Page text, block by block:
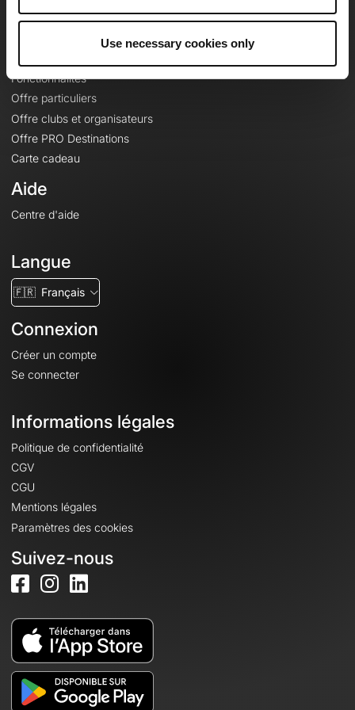
Use necessary cookies only
Fonctionnalités
Offre particuliers
Offre clubs et organisateurs
Offre PRO Destinations
Carte cadeau
Aide
Centre d'aide
Langue
🇫🇷 Français
Connexion
Créer un compte
Se connecter
Informations légales
Politique de confidentialité
CGV
CGU
Mentions légales
Paramètres des cookies
Suivez-nous